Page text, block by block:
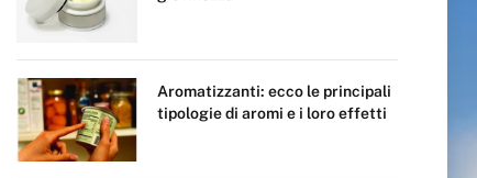
Aromatizzanti: ecco le principali
tipologie di aromi e i loro effetti